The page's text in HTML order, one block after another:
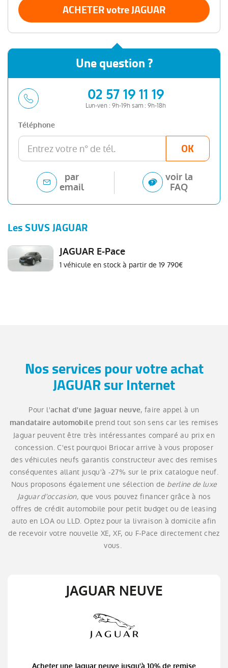
ACHETER votre JAGUAR
Une question ?
02 57 19 11 19
Lun-ven : 9h-19h sam : 9h-18h
Téléphone
OK
par
email
voir la
FAQ
Les SUVS JAGUAR
JAGUAR E-Pace
1 véhicule en stock à partir de 19 790€
Nos services pour votre achat
JAGUAR sur Internet
Pour l'achat d'une Jaguar neuve, faire appel à un
mandataire automobileprend tout son sens car les remises
Jaguar peuvent être très intéressantes comparé au prix en
concession. C'est pourquoi Briocar arrive à vous proposer
des véhicules neufs garantis constructeur avec des remises
conséquentes allant jusqu'à -27% sur le prix catalogue neuf.
Nous proposons également une sélection de berline de luxe
Jaguar d'occasion, que vous pouvez financer grâce à nos
offres de crédit automobile pour petit budget ou de leasing
auto en LOA ou LLD. Optez pour la livraison à domicile afin
de recevoir votre nouvelle XE, XF, ou F-Pace directement chez
vous.
JAGUAR NEUVE